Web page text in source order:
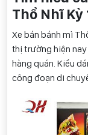
Thổ Nhĩ Kỳ
Xe bán bánh mì
thị trường hiện
hàng quán. Kiểu
công đoạn di